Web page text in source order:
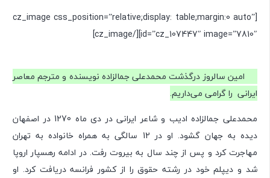
[cz_image css_position=”relative;display: table;margin:0 auto”
id=”cz_107447″ image=”7810″][/cz_image]
25 امین سالروز درگذشت محمدعلی جمالزاده نویسنده و مترجم معاصر
ایرانی را گرامی می‌داریم.
محمدعلی جمالزاده ادیب و شاعر ایرانی در دی ماه 1270 در اصفهان
دیده به جهان گشود. او در 12 سالگی به همراه خانواده به تهران
مهاجرت کرد و پس از چند سال به بیروت رفت. در ادامه رهسپار اروپا
شد و دیپلم خود در رشته حقوق را از کشور فرانسه دریافت کرد. او